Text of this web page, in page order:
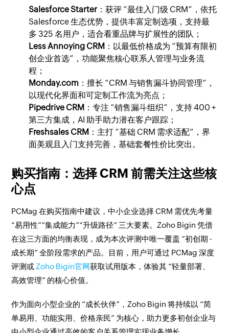
Salesforce Starter ：获评 “最佳入门级 CRM”，依托
Salesforce 生态优势，提供丰富定制选项，支持最
多 325 名用户，适合看重品牌与扩展性的团队；
Less Annoying CRM ：以最低价格成为 “预算有限初
创企业首选”，功能聚焦核心联系人管理与业务流
程；
Monday.com ：擅长 “CRM 与销售漏斗协同管理”，
以现代化界面和可定制工作流为亮点；
Pipedrive CRM ：专注 “销售漏斗组织”，支持 400 +
第三方集成，AI 助手助力潜在客户跟踪；
Freshsales CRM ：主打 “基础 CRM 需求适配”，界
面美观且入门支持完善，基础套餐性价比突出。
购买指南：选择 CRM 前需关注这些核
心点
PCMag 在购买指南中建议，中小企业选择 CRM 需优先考量
“易用性”“集成能力”“升级路径” 三大要素。Zoho Bigin 凭借
在这三方面的均衡表现，成为本次评测中唯一覆盖 “初创期 -
成长期” 全阶段需求的产品。目前，用户可通过 PCMag 深度
评测或 Zoho Bigin官网获取试用版本，体验其 “轻量部署、
高效管理” 的核心价值。
作为面向小型企业的 “成长伙伴”，Zoho Bigin 将持续以 “简
单易用、功能实用、价格亲民” 为核心，助力更多初创企业与